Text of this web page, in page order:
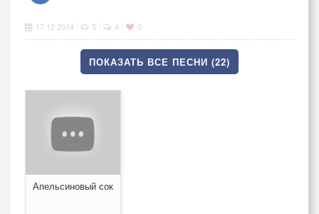
17.12.2014 5 4 0
ПОКАЗАТЬ ВСЕ ПЕСНИ (22)
Апельсиновый сок